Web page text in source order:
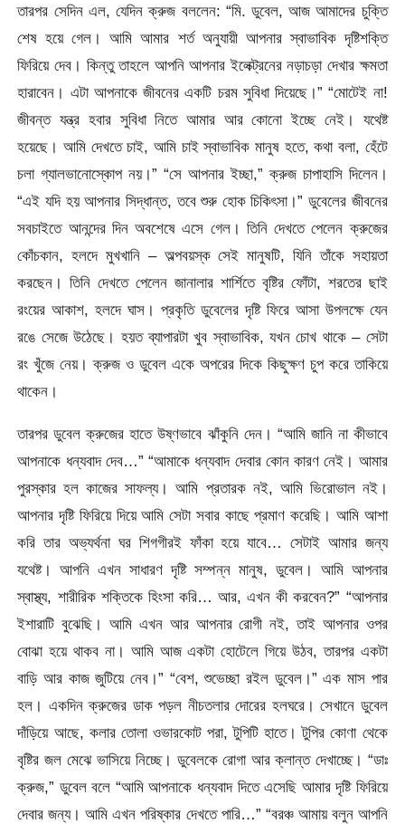
তারপর সেদিন এল, যেদিন ক্রুজ বললেন: “মি. ডুবেল, আজ আমাদের চুক্তি
শেষ হয়ে গেল। আমি আমার শর্ত অনুযায়ী আপনার স্বাভাবিক দৃষ্টিশক্তি
ফিরিয়ে দেব। কিন্তু তাহলে আপনি আপনার ইলেক্ট্রনের নড়াচড়া দেখার ক্ষমতা
হারাবেন। এটা আপনাকে জীবনের একটি চরম সুবিধা দিয়েছে।” “মোটেই না!
জীবন্ত যন্ত্র হবার সুবিধা নিতে আমার আর কোনো ইচ্ছে নেই। যথেষ্ট
হয়েছে। আমি দেখতে চাই, আমি চাই স্বাভাবিক মানুষ হতে, কথা বলা, হেঁটে
চলা গ্যালভানোস্কোপ নয়।” “সে আপনার ইচ্ছা,” ক্রুজ চাপাহাসি দিলেন।
“এই যদি হয় আপনার সিদ্ধান্ত, তবে শুরু হোক চিকিৎসা।” ডুবেলের জীবনের
সবচাইতে আনন্দের দিন অবশেষে এসে গেল। তিনি দেখতে পেলেন ক্রুজের
কোঁচকান, হলদে মুখখানি – অল্পবয়স্ক সেই মানুষটি, যিনি তাঁকে সহায়তা
করছেন। তিনি দেখতে পেলেন জানালার শার্শিতে বৃষ্টির ফোঁটা, শরতের ছাই
রংয়ের আকাশ, হলদে ঘাস। প্রকৃতি ডুবেলের দৃষ্টি ফিরে আসা উপলক্ষে যেন
রঙে সেজে উঠেছে। হয়ত ব্যাপারটা খুব স্বাভাবিক, যখন চোখ থাকে – সেটা
রং খুঁজে নেয়। ক্রুজ ও ডুবেল একে অপরের দিকে কিছুক্ষণ চুপ করে তাকিয়ে
থাকেন।
তারপর ডুবেল ক্রুজের হাতে উষ্ণভাবে ঝাঁকুনি দেন। “আমি জানি না কীভাবে
আপনাকে ধন্যবাদ দেব…” “আমাকে ধন্যবাদ দেবার কোন কারণ নেই। আমার
পুরস্কার হল কাজের সাফল্য। আমি প্রতারক নই, আমি ভিরোভাল নই।
আপনার দৃষ্টি ফিরিয়ে দিয়ে আমি সেটা সবার কাছে প্রমাণ করেছি। আমি আশা
করি তার অভ্যর্থনা ঘর শিগগীরই ফাঁকা হয়ে যাবে… সেটাই আমার জন্য
যথেষ্ট। আপনি এখন সাধারণ দৃষ্টি সম্পন্ন মানুষ, ডুবেল। আমি আপনার
স্বাস্থ্য, শারীরিক শক্তিকে হিংসা করি… আর, এখন কী করবেন?” “আপনার
ইশারাটি বুঝেছি। আমি এখন আর আপনার রোগী নই, তাই আপনার ওপর
বোঝা হয়ে থাকব না। আমি আজ একটা হোটেলে গিয়ে উঠব, তারপর একটা
বাড়ি আর কাজ জুটিয়ে নেব।” “বেশ, শুভেচ্ছা রইল ডুবেল।” এক মাস পার
হল। একদিন ক্রুজের ডাক পড়ল নীচতলার দোরের হলঘরে। সেখানে ডুবেল
দাঁড়িয়ে আছে, কলার তোলা ওভারকোট পরা, টুপিটি হাতে। টুপির কোণা থেকে
বৃষ্টির জল মেঝে ভাসিয়ে নিচ্ছে। ডুবেলকে রোগা আর ক্লান্ত দেখাচ্ছে। “ডাঃ
ক্রুজ,” ডুবেল বলে “আমি আপনাকে ধন্যবাদ দিতে এসেছি আমার দৃষ্টি ফিরিয়ে
দেবার জন্য। আমি এখন পরিষ্কার দেখতে পারি…” “বরঞ্চ আমায় বলুন আপনি